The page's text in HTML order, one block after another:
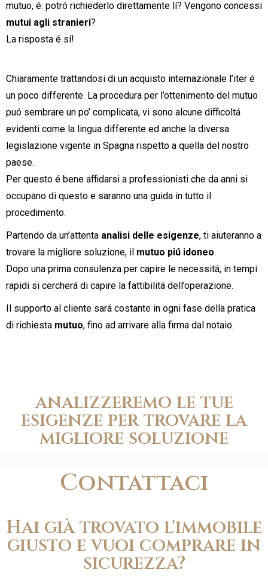
mutuo, é: potró richiederlo direttamente lí? Vengono concessi
mutui agli stranieri?
La risposta é sí!
Chiaramente trattandosi di un acquisto internazionale l’iter é
un poco differente. La procedura per l’ottenimento del mutuo
puó sembrare un po’ complicata, vi sono alcune difficoltá
evidenti come la lingua differente ed anche la diversa
legislazione vigente in Spagna rispetto a quella del nostro
paese.
Per questo é bene affidarsi a professionisti che da anni si
occupano di questo e saranno una guida in tutto il
procedimento.
Partendo da un’attenta analisi delle esigenze, ti aiuteranno a
trovare la migliore soluzione, il mutuo piú idoneo.
Dopo una prima consulenza per capire le necessitá, in tempi
rapidi si cercherá di capire la fattibilitá dell’operazione.
Il supporto al cliente sará costante in ogni fase della pratica
di richiesta mutuo, fino ad arrivare alla firma dal notaio.
analizzeremo le tue
esigenze per trovare la
migliore soluzione
Contattaci
Hai già trovato l'immobile
giusto e vuoi comprare in
sicurezza?